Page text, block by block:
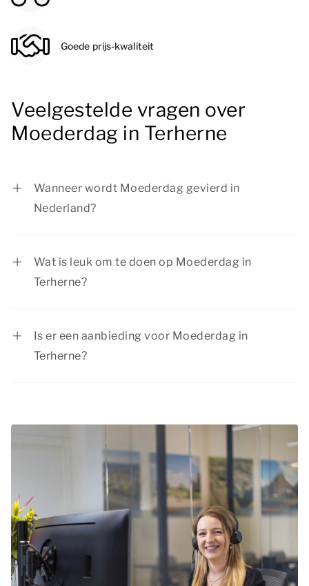
Goede prijs-kwaliteit
Veelgestelde vragen over
Moederdag in Terherne
Wanneer wordt Moederdag gevierd in
Nederland?
Wat is leuk om te doen op Moederdag in
Terherne?
in een nabijgelegen stad of dorp.
Is er een aanbieding voor Moederdag in
Terherne?